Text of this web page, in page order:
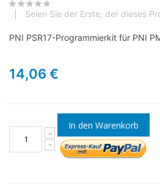
Seien Sie der Erste, der dieses
PNI PSR17-Programmierkit für PNI
14,06 €
In den Warenkorb